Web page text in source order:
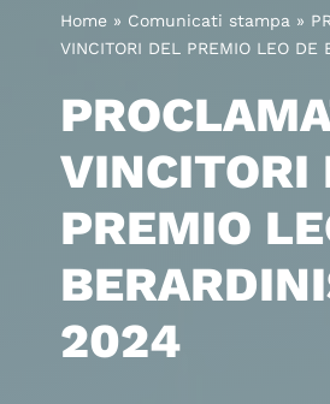
Home» Comunicati stampa »
VINCITORI DEL PREMIO LEO DE
VINCITORI
PREMIO
2024